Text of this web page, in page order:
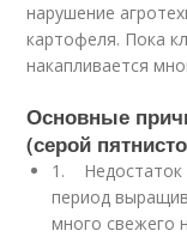
нарушение
картофеля. Пока
накапливается
Основные
(серой
1. Недостаток
период
много свежего